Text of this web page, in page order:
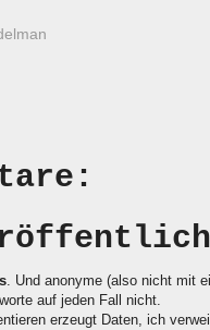
. Und anonyme (also nicht mit
auf jeden Fall nicht.
erzeugt Daten, ich